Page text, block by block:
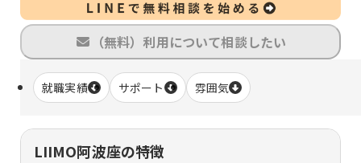
（無料）利用について相談したい
就職実績 サポート 雰囲気
LIIMO阿波座の特徴